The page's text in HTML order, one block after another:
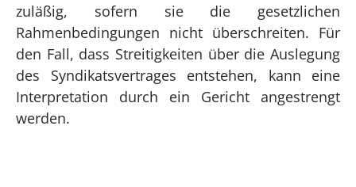
zuläßig, sofern sie die gesetzlichen
Rahmenbedingungen nicht überschreiten. Für
den Fall, dass Streitigkeiten über die Auslegung
des Syndikatsvertrages entstehen, kann eine
Interpretation durch ein Gericht angestrengt
werden.